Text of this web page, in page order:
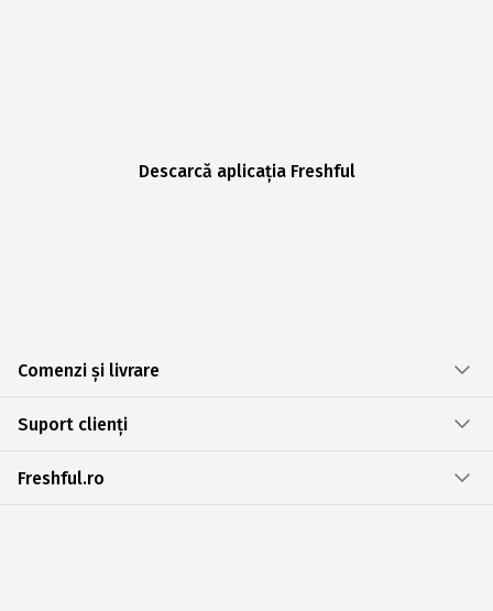
Descarcă aplicația Freshful
Comenzi și livrare
Suport clienți
Freshful.ro